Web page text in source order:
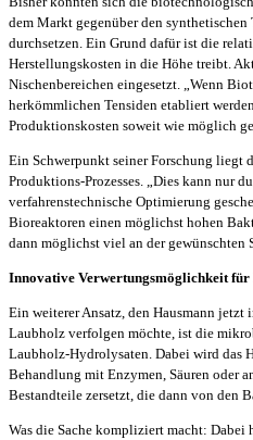
dem Markt gegenüber den
durchsetzen. Ein Grund dafür ist die
Herstellungskosten in die Höhe treibt.
Nischenbereichen eingesetzt. „Wenn
herkömmlichen Tensiden etabliert
Produktionskosten soweit wie möglich
Ein Schwerpunkt seiner Forschung liegt
Produktions-Prozesses. „Dies kann nur
verfahrenstechnische Optimierung
Bioreaktoren einen möglichst hohen
dann möglichst viel an der gewünschten
Innovative Verwertungsmöglichkeit
Ein weiterer Ansatz, den Hausmann jetzt
Laubholz verfolgen möchte, ist die
Laubholz-Hydrolysaten. Dabei wird das
Behandlung mit Enzymen, Säuren oder
Bestandteile zersetzt, die dann von den
Was die Sache kompliziert macht: Dabei